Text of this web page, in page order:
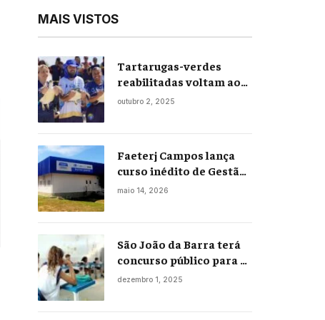
MAIS VISTOS
Tartarugas-verdes
reabilitadas voltam ao
mar em soltura inédita
outubro 2, 2025
Faeterj Campos lança
curso inédito de Gestão
Portuária
maio 14, 2026
São João da Barra terá
concurso público para a
Educação em 2026;
dezembro 1, 2025